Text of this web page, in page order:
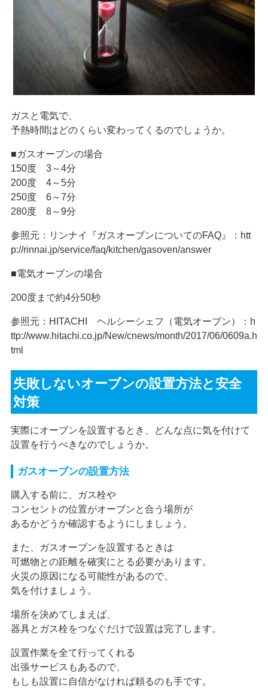
ガスと電気で、
予熱時間はどのくらい変わってくるのでしょうか。
■ガスオーブンの場合
150度 3～4分
200度 4～5分
250度 6～7分
280度 8～9分
参照元：リンナイ『ガスオーブンについてのFAQ』：htt
p://rinnai.jp/service/faq/kitchen/gasoven/answer
■電気オーブンの場合
200度まで約4分50秒
参照元：HITACHI ヘルシーシェフ（電気オーブン）：h
ttp://www.hitachi.co.jp/New/cnews/month/2017/06/0609a.h
tml
失敗しないオーブンの設置方法と安全
対策
実際にオーブンを設置するとき、どんな点に気を付けて
設置を行うべきなのでしょうか。
ガスオーブンの設置方法
購入する前に、ガス栓や
コンセントの位置がオーブンと合う場所が
あるかどうか確認するようにしましょう。
また、ガスオーブンを設置するときは
可燃物との距離を確実にとる必要があります。
火災の原因になる可能性があるので、
気を付けましょう。
場所を決めてしまえば、
器具とガス栓をつなぐだけで設置は完了します。
設置作業を全て行ってくれる
出張サービスもあるので、
もしも設置に自信がなければ頼るのも手です。